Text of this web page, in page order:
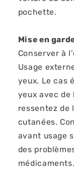
pochette.
Mise en garde
Conserver à
Usage
yeux. Le cas
yeux avec de
ressentez de
cutanées.
avant usage
des